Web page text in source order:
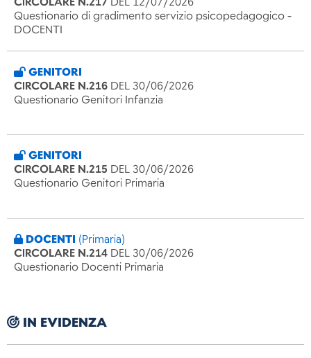
Questionario di gradimento servizio psicopedagogico -
DOCENTI
GENITORI
CIRCOLARE N.216 DEL 30/06/2026
Questionario Genitori Infanzia
GENITORI
CIRCOLARE N.215 DEL 30/06/2026
Questionario Genitori Primaria
DOCENTI (Primaria)
CIRCOLARE N.214 DEL 30/06/2026
Questionario Docenti Primaria
IN EVIDENZA